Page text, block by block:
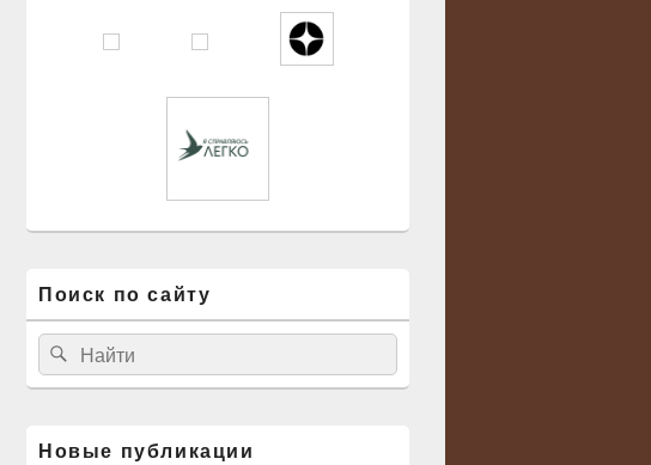
Поиск по сайту
Найти:Поиск
Новые публикации